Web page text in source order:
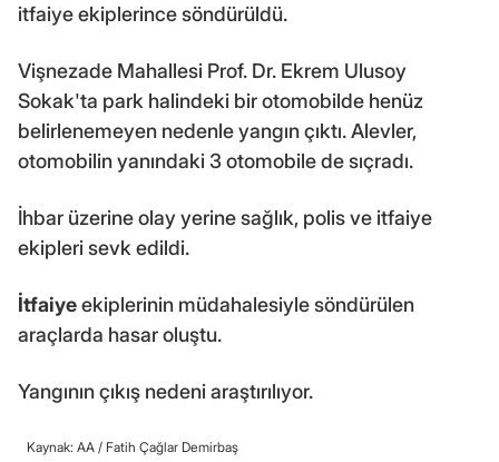
itfaiye ekiplerince söndürüldü.
Vişnezade Mahallesi Prof. Dr. Ekrem Ulusoy
Sokak'ta park halindeki bir otomobilde henüz
belirlenemeyen nedenle yangın çıktı. Alevler,
otomobilin yanındaki 3 otomobile de sıçradı.
İhbar üzerine olay yerine sağlık, polis ve itfaiye
ekipleri sevk edildi.
İtfaiyeekiplerinin müdahalesiyle söndürülen
araçlarda hasar oluştu.
Yangının çıkış nedeni araştırılıyor.
Kaynak: AA / Fatih Çağlar Demirbaş